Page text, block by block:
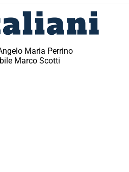
Maria Perrino
Marco Scotti